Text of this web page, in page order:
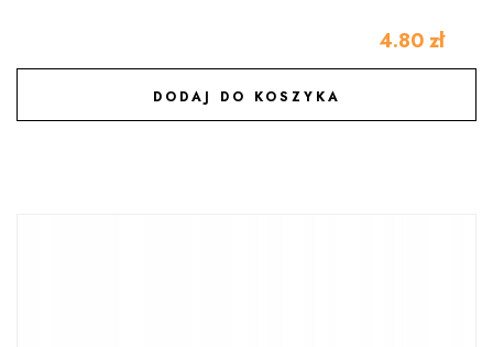
4.80 zł
DODAJ DO KOSZYKA
DODAJ DO ULUBIONYCH